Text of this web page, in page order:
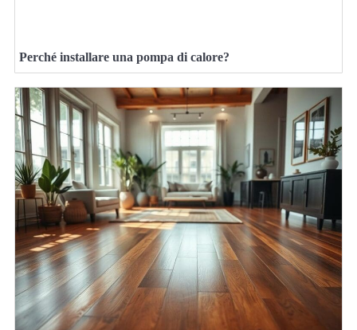
Perché installare una pompa di calore?